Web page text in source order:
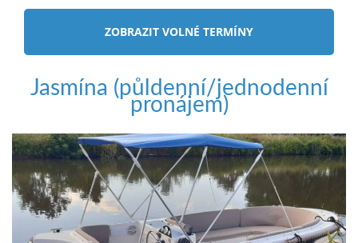
ZOBRAZIT VOLNÉ TERMÍNY
Jasmína (půldenní/jednodenní
pronájem)